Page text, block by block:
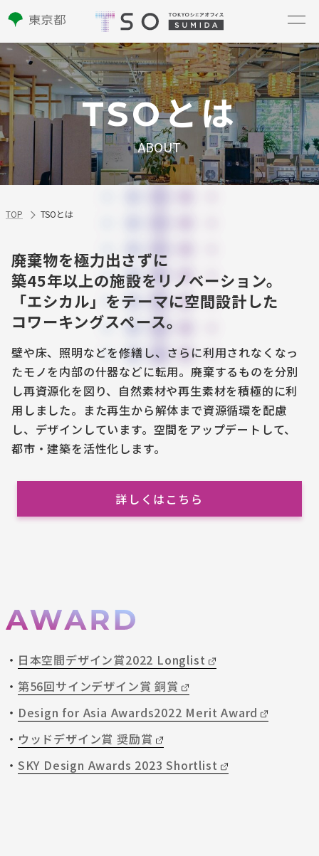
TSOとは
ABOUT
TOP TSOとは
廃棄物を極力出さずに
築45年以上の施設をリノベーション。
「エシカル」をテーマに空間設計した
コワーキングスペース。
壁や床、照明などを修繕し、さらに利用されなくなっ
たモノを内部の什器などに転用。廃棄するものを分別
し再資源化を図り、自然素材や再生素材を積極的に利
用しました。また再生から解体まで資源循環を配慮
し、デザインしています。空間をアップデートして、
都市・建築を活性化します。
詳しくはこちら
日本空間デザイン賞2022 Longlist
第56回サインデザイン賞 銅賞
Design for Asia Awards2022 Merit Award
ウッドデザイン賞 奨励賞
SKY Design Awards 2023 Shortlist